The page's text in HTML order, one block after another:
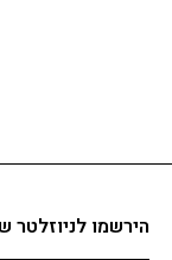
הירשמו לניוזלטר שלנו